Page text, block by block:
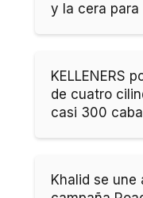
y la cera para
KELLENERS
de cuatro
casi 300
Khalid se une